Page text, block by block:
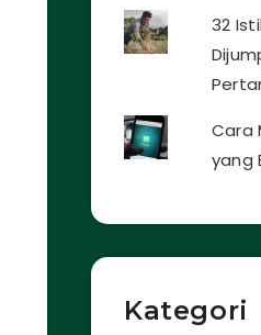
32
Cara
yang
Kategori